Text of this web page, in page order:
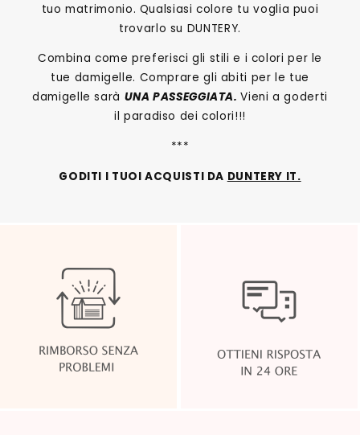
tuo matrimonio. Qualsiasi colore tu voglia puoi
trovarlo su DUNTERY.
Combina come preferisci gli stili e i colori per le
tue damigelle. Comprare gli abiti per le tue
damigelle sarà UNA PASSEGGIATA.Vieni a goderti
il paradiso dei colori!!!
***
GODITI I TUOI ACQUISTI DA DUNTERY IT.